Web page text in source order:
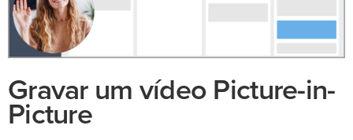
Gravar um vídeo Picture-in-
Picture